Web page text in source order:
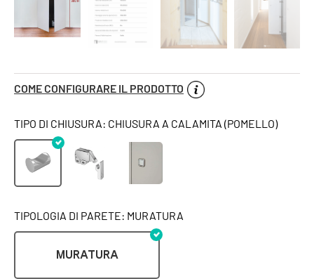
COME CONFIGURARE IL PRODOTTO
TIPO DI CHIUSURA: CHIUSURA A CALAMITA (POMELLO)
TIPOLOGIA DI PARETE: MURATURA
MURATURA